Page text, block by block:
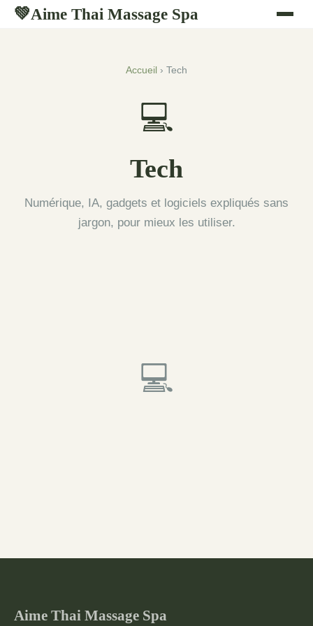
💚Aime Thai Massage Spa
Accueil › Tech
💻
Tech
Numérique, IA, gadgets et logiciels expliqués sans
jargon, pour mieux les utiliser.
💻
Aime Thai Massage Spa